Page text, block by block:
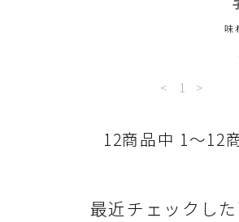
味
< 1 >
12商品中 1～12
最近チェックし